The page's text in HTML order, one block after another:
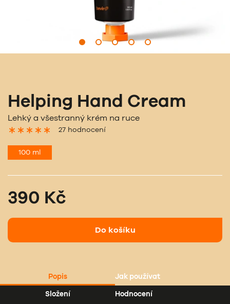
Helping Hand Cream
Lehký a všestranný krém na ruce
27 hodnocení
100 ml
390 Kč
Do košíku
Popis
Jak používat
Složení
Hodnocení